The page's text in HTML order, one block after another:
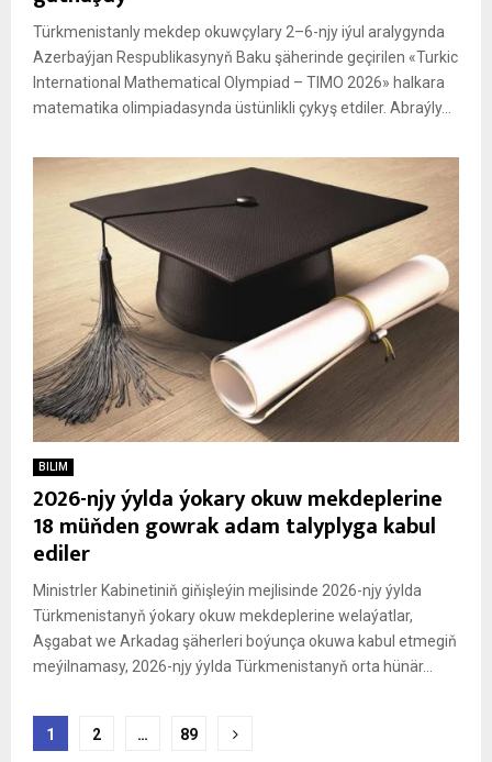
Türkmenistanly mekdep okuwçylary 2–6-njy iýul aralygynda
Azerbaýjan Respublikasynyň Baku şäherinde geçirilen «Turkic
International Mathematical Olympiad – TIMO 2026» halkara
matematika olimpiadasynda üstünlikli çykyş etdiler. Abraýly...
BILIM
2026-njy ýylda ýokary okuw mekdeplerine
18 müňden gowrak adam talyplyga kabul
ediler
Ministrler Kabinetiniň giňişleýin mejlisinde 2026-njy ýylda
Türkmenistanyň ýokary okuw mekdeplerine welaýatlar,
Aşgabat we Arkadag şäherleri boýunça okuwa kabul etmegiň
meýilnamasy, 2026-njy ýylda Türkmenistanyň orta hünär...
Posts
1 2 … 89